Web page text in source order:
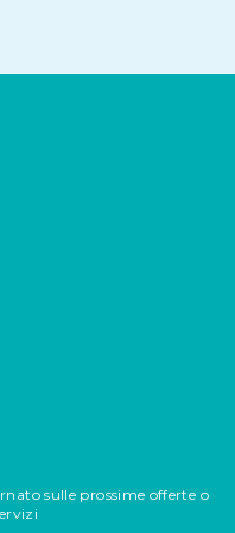
sulle prossime offerte o